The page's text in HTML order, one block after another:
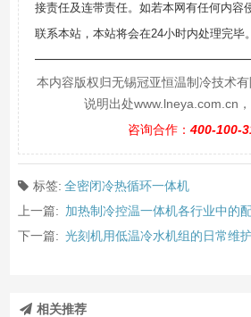
接责任及连带责任。如若本网有任何内容
联系本站，本站将会在24小时内处理完毕。
本内容版权归无锡冠亚恒温制冷技术
说明出处www.lneya.com.cn，
咨询合作： 400-100-
标签: 全密闭冷热循环一体机
上一篇: 加热制冷控温一体机各行业中的
下一篇: 光刻机用低温冷水机组的日常维护
相关推荐